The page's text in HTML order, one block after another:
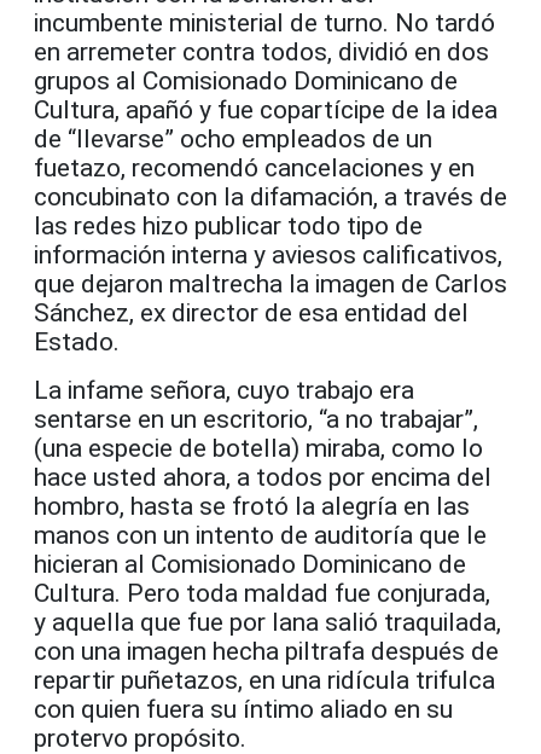
incumbente ministerial de turno. No tardó
en arremeter contra todos, dividió en dos
grupos al Comisionado Dominicano de
Cultura, apañó y fue copartícipe de la idea
de “llevarse” ocho empleados de un
fuetazo, recomendó cancelaciones y en
concubinato con la difamación, a través de
las redes hizo publicar todo tipo de
información interna y aviesos calificativos,
que dejaron maltrecha la imagen de Carlos
Sánchez, ex director de esa entidad del
Estado.
La infame señora, cuyo trabajo era
sentarse en un escritorio, “a no trabajar”,
(una especie de botella) miraba, como lo
hace usted ahora, a todos por encima del
hombro, hasta se frotó la alegría en las
manos con un intento de auditoría que le
hicieran al Comisionado Dominicano de
Cultura. Pero toda maldad fue conjurada,
y aquella que fue por lana salió traquilada,
con una imagen hecha piltrafa después de
repartir puñetazos, en una ridícula trifulca
con quien fuera su íntimo aliado en su
protervo propósito.